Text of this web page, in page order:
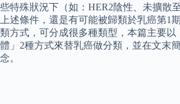
些特殊狀況下（如：HER2陰性、未擴散
上述條件，還是有可能被歸類於乳癌第1
類方式，可分成很多種類型，本篇主要以
體」2種方式來替乳癌做分類，並在文末
念。